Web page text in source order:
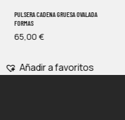
PULSERA CADENA GRUESA OVALADA
FORMAS
65,00€
Añadir a favoritos